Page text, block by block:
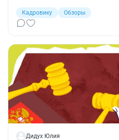
каких основаниях может
компенсацию он может
обзоре.
Кадровику
Обзоры
Дидух Юлия